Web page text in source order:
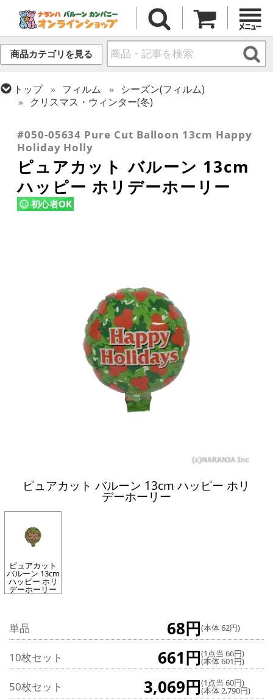
商品カテゴリを見る
トップ フィルム
シーズン(フィルム)
クリスマス・ウィンター(冬)
#050-05634 Pure Cut Balloon 13cm Happy
Holiday Holly
ピュアカット バルーン 13cm
ハッピー ホリデーホーリー
初心者OK
ピュアカット バルーン 13cm ハッピー ホリ
デーホーリー
ピュアカット
バルーン 13cm
ハッピー ホリ
デーホーリー
単品 68円(本体 62円)
10枚セット 661円(1点当 66円)
(本体 601円)
50枚セット 3,069円(1点当 60円)
(本体 2,790円)